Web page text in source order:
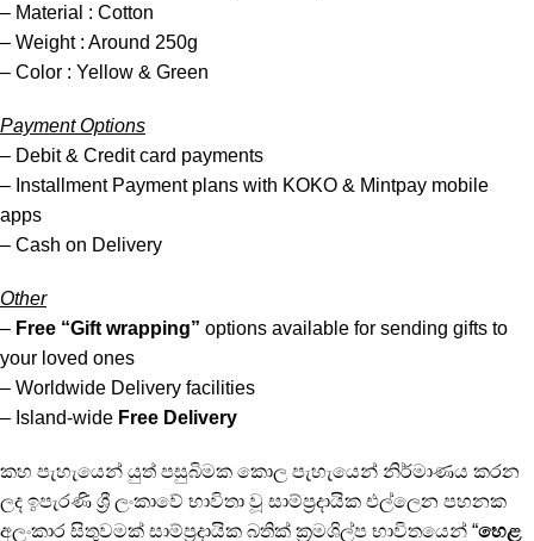
– Material : Cotton
– Weight : Around 250g
– Color : Yellow & Green
Payment Options
– Debit & Credit card payments
– Installment Payment plans with KOKO & Mintpay mobile
apps
– Cash on Delivery
Other
– Free “Gift wrapping” options available for sending gifts to
your loved ones
– Worldwide Delivery facilities
– Island-wide Free Delivery
කහ පැහැයෙන් යුත් පසුබිමක කොල පැහැයෙන් නිර්මාණය කරන
ලද ඉපැරණි ශ්‍රී ලංකාවේ භාවිතා වූ සාම්ප්‍රදායික එල්ලෙන පහනක
අලංකාර සිතුවමක් සාම්ප්‍රදායික බතික් ක්‍රමශිල්ප භාවිතයෙන් “හෙළ